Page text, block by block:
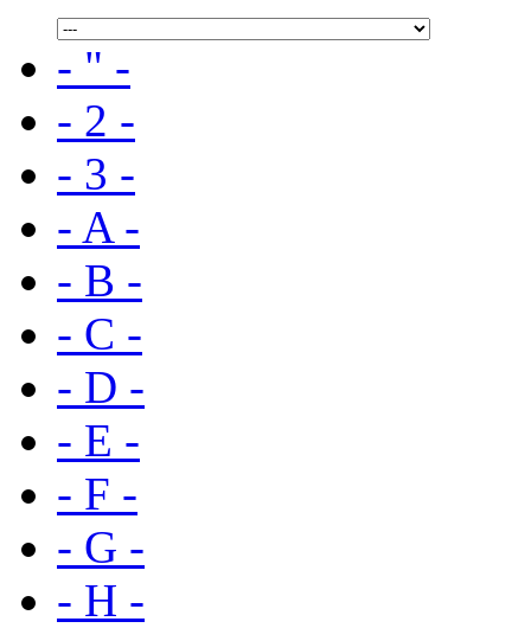
- " -
- 2 -
- 3 -
- A -
- B -
- C -
- D -
- E -
- F -
- G -
- H -